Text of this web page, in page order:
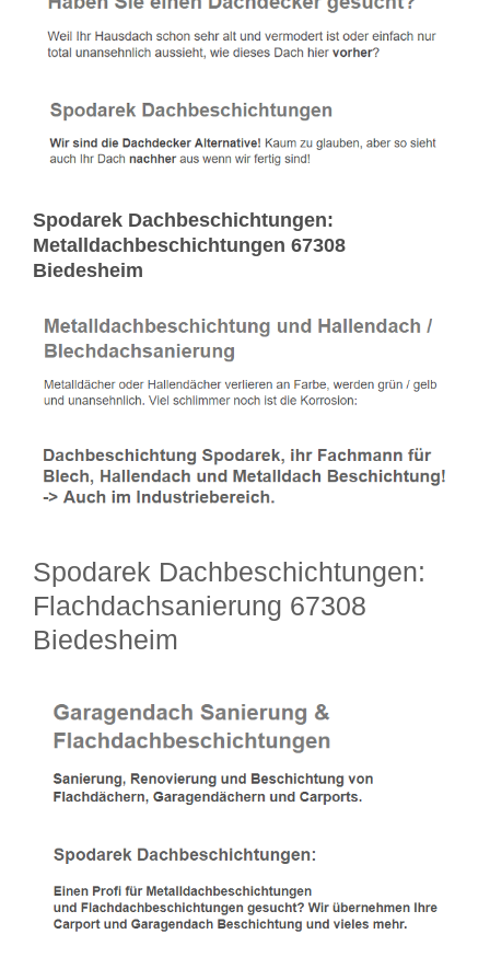
Spodarek Dachbeschichtungen:
Metalldachbeschichtungen 67308
Biedesheim
Spodarek Dachbeschichtungen:
Flachdachsanierung 67308
Biedesheim